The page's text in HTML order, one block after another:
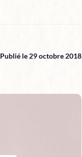
Publié le 29 octobre 2018